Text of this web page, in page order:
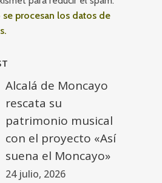
procesan los datos de
Alcalá de Moncayo
rescata su
patrimonio musical
con el proyecto «Así
suena el Moncayo»
24 julio, 2026